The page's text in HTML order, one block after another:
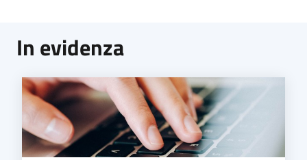
In evidenza